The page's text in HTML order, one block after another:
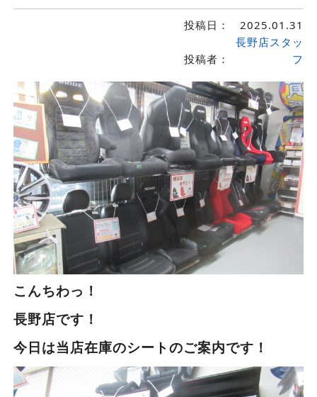
投稿日： 2025.01.31
投稿者：
長野店スタッ
フ
こんちわっ！
長野店です！
今日は当店在庫のシートのご案内です！